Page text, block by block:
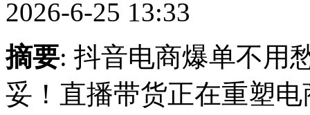
2026-6-25 13:33
摘要: 抖音电商爆单不用
妥！直播带货正在重塑